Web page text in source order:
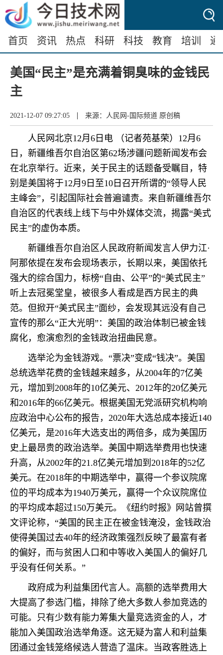
首页 资讯 热点 科研 科技 教育 培训 通
美国“民主”是充满着铜臭味的金钱民
主
2021-12-07 09:27:05 | 来源：人民网-国际频道 原创稿
人民网北京12月6日电 （记者苑基荣）12月6
日，新疆维吾尔自治区第62场涉疆问题新闻发布会
在北京举行。近来，关于民主的话题备受瞩目，特
别是美国将于12月9日至10日召开所谓的“领导人民
主峰会”，引起国际社会普遍谴责。来自新疆维吾尔
自治区的代表线上线下与中外媒体交流，揭露“美式
民主”的虚伪本质。
新疆维吾尔自治区人民政府新闻发言人伊力江·
阿那依提在发布会现场表示，长期以来，美国依托
强大的综合国力，标榜“自由、公平”的“美式民主”
听上去冠冕堂皇，被很多人看成是西方民主的典
范。但掀开“美式民主”面纱，会发现其远没有自己
宣传的那么“正大光明”：美国的政治体制已被金钱
腐化，愈演愈烈的金钱政治扭曲民意。
选举沦为金钱游戏。“票决”变成“钱决”。美国
总统选举花费的金钱越来越多，从2004年的7亿美
元，增加到2008年的10亿美元、2012年的20亿美元
和2016年的66亿美元。根据美国无党派研究机构响
应政治中心公布的报告，2020年大选总成本接近140
亿美元，是2016年大选支出的两倍多，成为美国历
史上最昂贵的政治选举。美国中期选举费用也快速
升高，从2002年的21.8亿美元增加到2018年的52亿
美元。在2018年的中期选举中，赢得一个参议院席
位的平均成本为1940万美元，赢得一个众议院席位
的平均成本超过150万美元。《纽约时报》网站曾撰
文评论称，“美国的民主正在被金钱淹没，金钱政治
使得美国过去40年的经济政策强烈反映了最富有者
的偏好，而与贫困人口和中等收入美国人的偏好几
乎没有任何关系。”
政府成为利益集团代言人。高额的选举费用大
大提高了参选门槛，排除了绝大多数人参加竞选的
可能。只有少数有能力筹集大量竞选资金的人，才
能加入美国政治选举角逐。这无疑为富人和利益集
团通过金钱笼络候选人营造了温床。当政客胜选上